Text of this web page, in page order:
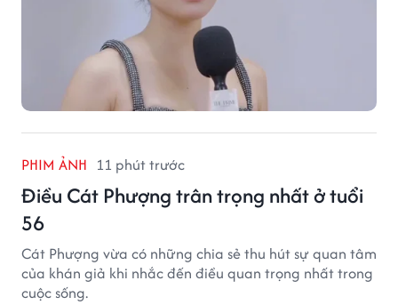
PHIM ẢNH 11 phút trước
Điều Cát Phượng trân trọng nhất ở tuổi
56
Cát Phượng vừa có những chia sẻ thu hút sự quan tâm
của khán giả khi nhắc đến điều quan trọng nhất trong
cuộc sống.